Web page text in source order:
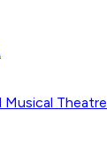
Theatre